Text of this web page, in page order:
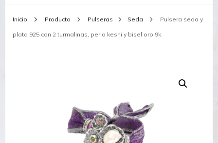
Inicio Producto Pulseras Seda Pulsera seda y
plata 925 con 2 turmalinas, perla keshi y bisel oro 9k.